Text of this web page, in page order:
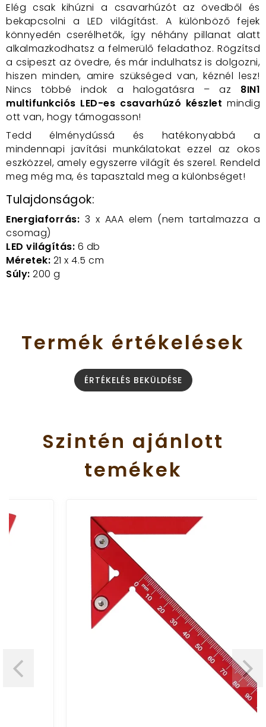
Elég csak kihúzni a csavarhúzót az övedből és
bekapcsolni a LED világítást. A különböző fejek
könnyedén cserélhetők, így néhány pillanat alatt
alkalmazkodhatsz a felmerülő feladathoz. Rögzítsd
a csipeszt az övedre, és már indulhatsz is dolgozni,
hiszen minden, amire szükséged van, kéznél lesz!
Nincs többé indok a halogatásra – az 8IN1
multifunkciós LED-es csavarhúzó készlet mindig
ott van, hogy támogasson!
Tedd élménydússá és hatékonyabbá a
mindennapi javítási munkálatokat ezzel az okos
eszközzel, amely egyszerre világít és szerel. Rendeld
meg még ma, és tapasztald meg a különbséget!
Tulajdonságok:
Energiaforrás: 3 x AAA elem (nem tartalmazza a
csomag)
LED világítás: 6 db
Méretek: 21 x 4.5 cm
Súly: 200 g
Termék értékelések
ÉRTÉKELÉS BEKÜLDÉSE
Szintén ajánlott
temékek